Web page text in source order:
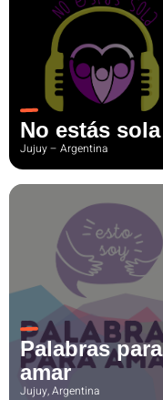
No estás sola
Jujuy – Argentina
Palabras para
amar
Jujuy, Argentina